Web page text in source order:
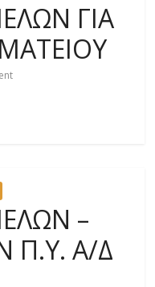
ΓΙΑ
–
Π.Υ. Α/Δ